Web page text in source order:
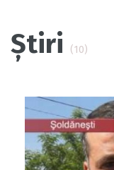
Știri (10)